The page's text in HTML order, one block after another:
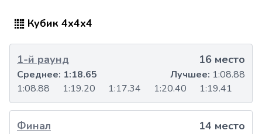
Кубик 4x4x4
1-й раунд 16 место
1:08.88 1:19.20 1:17.34 1:20.40 1:19.41
Среднее: 1:18.65 Лучшее: 1:08.88
Финал 14 место